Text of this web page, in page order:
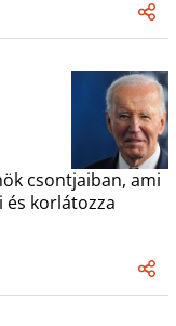
csontjaiban, ami
korlátozza